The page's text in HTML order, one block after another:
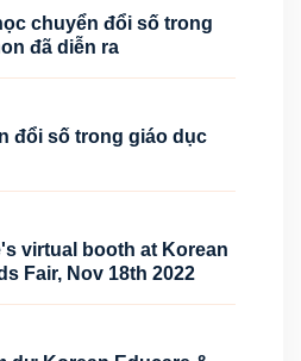
chuyển đổi số trong
đã diễn ra
đổi số trong giáo dục
virtual booth at Korean
Fair, Nov 18th 2022